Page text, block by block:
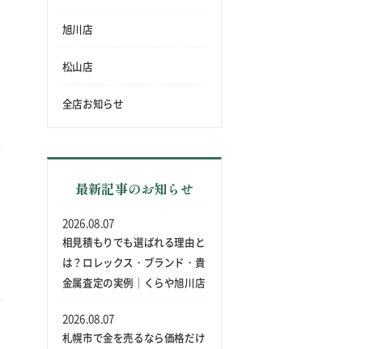
旭川店
松山店
全店お知らせ
最新記事のお知らせ
相見積もりでも選ばれる理由と
は？ロレックス・ブランド・貴
金属査定の実例｜くらや旭川店
2026.08.07
札幌市で金を売るなら価格だけ
2026.08.07